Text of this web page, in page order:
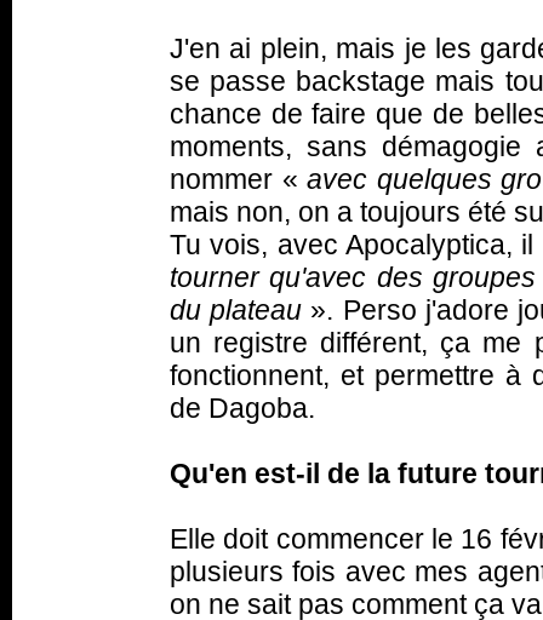
J'en ai plein, mais je les
se passe backstage mais
chance de faire que de
moments, sans
nommer «avec quelques
mais non, on a toujours été
Tu vois, avec Apocalyptica,
tourner qu'avec des
du plateau ». Perso j'adore
un registre différent, ça me
fonctionnent, et permettre à
de Dagoba.
Qu'en est-il de la future
Elle doit commencer le 16
plusieurs fois avec mes
on ne sait pas comment ça